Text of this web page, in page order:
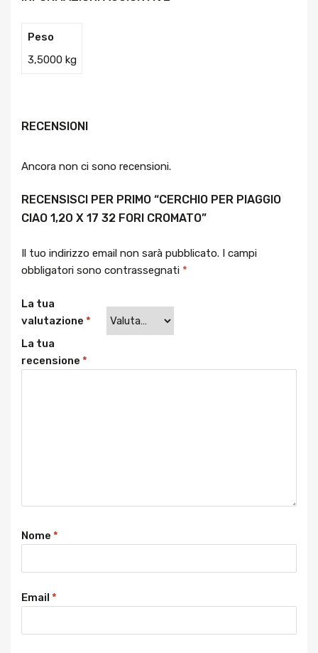
Peso
3,5000 kg
RECENSIONI
Ancora non ci sono recensioni.
RECENSISCI PER PRIMO “CERCHIO PER PIAGGIO
CIAO 1,20 X 17 32 FORI CROMATO”
Il tuo indirizzo email non sarà pubblicato.
I campi
obbligatori sono contrassegnati *
La tua
valutazione *
La tua
recensione *
Nome *
Email *